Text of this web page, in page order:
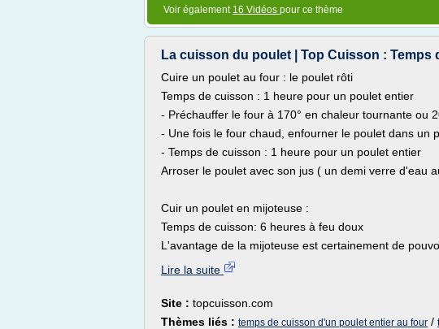
Voir également 16 Vidéos pour ce thème
La cuisson du poulet | Top Cuisson : Temps
Cuire un poulet au four : le poulet rôti
Temps de cuisson : 1 heure pour un poulet entier
- Préchauffer le four à 170° en chaleur tournante ou
- Une fois le four chaud, enfourner le poulet dans un
- Temps de cuisson : 1 heure pour un poulet entier
Arroser le poulet avec son jus ( un demi verre d'eau
Cuir un poulet en mijoteuse :
Temps de cuisson: 6 heures à feu doux
L'avantage de la mijoteuse est certainement de
Lire la suite
Site : topcuisson.com
Thèmes liés : temps de cuisson d'un poulet entier au four /